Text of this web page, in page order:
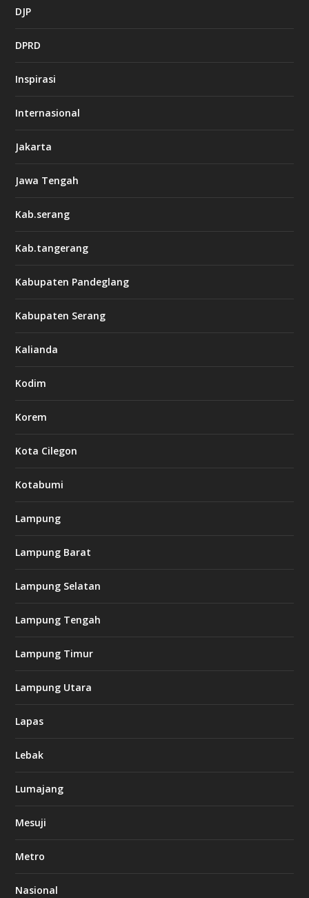
DJP
DPRD
Inspirasi
Internasional
Jakarta
Jawa Tengah
Kab.serang
Kab.tangerang
Kabupaten Pandeglang
Kabupaten Serang
Kalianda
Kodim
Korem
Kota Cilegon
Kotabumi
Lampung
Lampung Barat
Lampung Selatan
Lampung Tengah
Lampung Timur
Lampung Utara
Lapas
Lebak
Lumajang
Mesuji
Metro
Nasional